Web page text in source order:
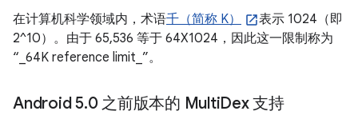
在计算机科学领域内，术语千（简称 K）
表示 1024（即
2^10）。 由于 65,536 等于 64X1024，因此这一限制称为
“_64K reference limit_”。
Android 5.0 之前版本的 MultiDex 支持